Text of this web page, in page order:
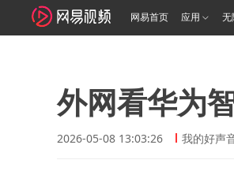
网易首页 应用 无
外网看华为
2026-05-08 13:03:26 我的好声